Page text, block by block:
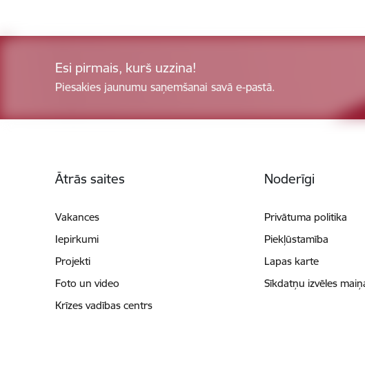
Esi pirmais, kurš uzzina!
Piesakies jaunumu saņemšanai savā e-pastā.
Ātrās saites
Vakances
Iepirkumi
Projekti
Foto un video
Krīzes vadības centrs
Noderīgi
Privātuma politika
Piekļūstamība
Lapas karte
Sīkdatņu izvēles